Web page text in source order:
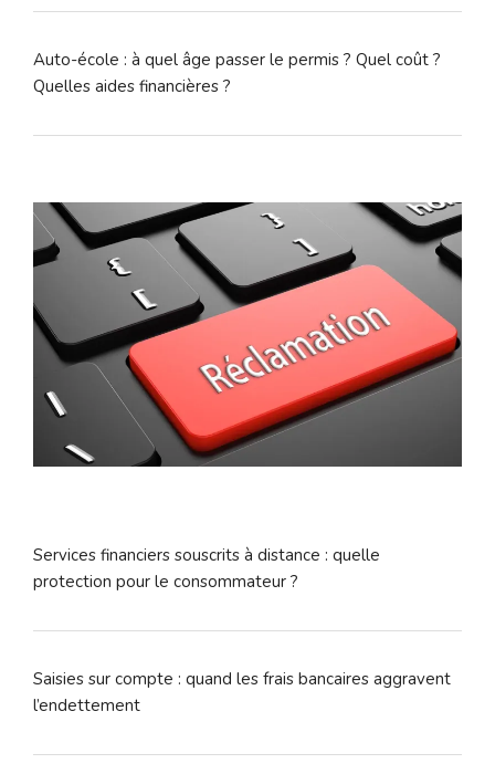
Auto-école : à quel âge passer le permis ? Quel coût ?
Quelles aides financières ?
Services financiers souscrits à distance : quelle
protection pour le consommateur ?
Saisies sur compte : quand les frais bancaires aggravent
l’endettement